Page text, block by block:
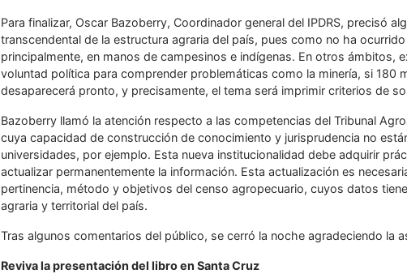
Para finalizar, Oscar Bazoberry, Coordinador general del IPDRS, precisó
transcendental de la estructura agraria del país, pues como no ha
principalmente, en manos de campesinos e indígenas. En otros ámbitos,
voluntad política para comprender problemáticas como la minería, si 180
desaparecerá pronto, y precisamente, el tema será imprimir criterios de
Bazoberry llamó la atención respecto a las competencias del Tribunal
cuya capacidad de construcción de conocimiento y jurisprudencia no
universidades, por ejemplo. Esta nueva institucionalidad debe adquirir
actualizar permanentemente la información. Esta actualización es
pertinencia, método y objetivos del censo agropecuario, cuyos datos
agraria y territorial del país.
Tras algunos comentarios del público, se cerró la noche agradeciendo la
Reviva la presentación del libro en Santa Cruz